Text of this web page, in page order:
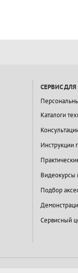
СЕРВИС
Каталоги
Инструкции
Видеокурсы
Подбор
Сервисный